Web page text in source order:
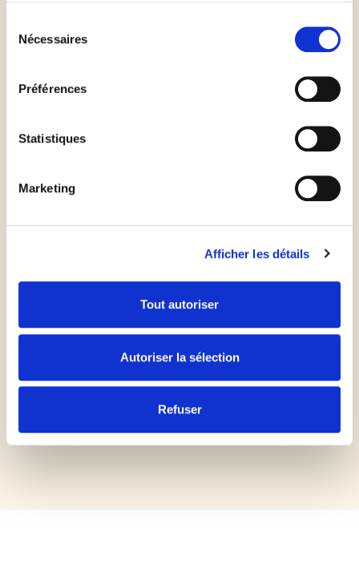
Nécessaires
Préférences
Statistiques
Marketing
Afficher les détails
Tout autoriser
Autoriser la sélection
Refuser
pizza.
Faites cuire 15 à 20 minutes environ selon le four.